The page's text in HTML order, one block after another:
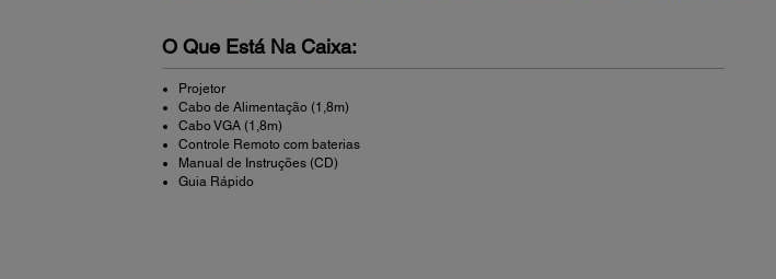
O Que Está Na Caixa:
Projetor
Cabo de Alimentação (1,8m)
Cabo VGA (1,8m)
Controle Remoto com baterias
Manual de Instruções (CD)
Guia Rápido